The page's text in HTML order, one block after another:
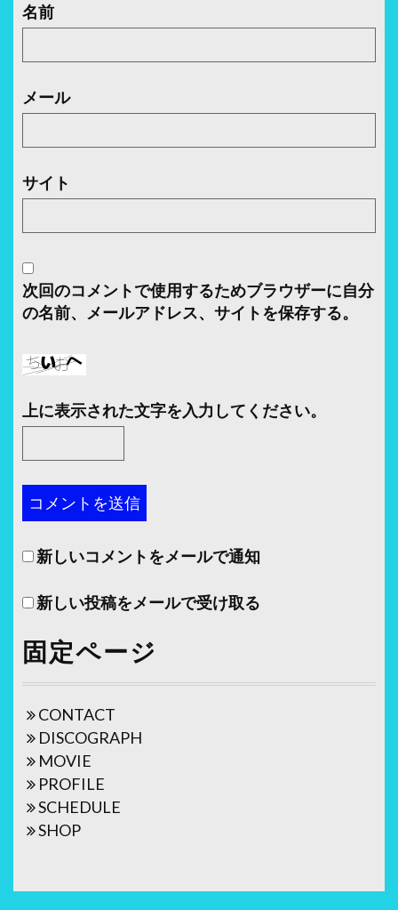
名前
メール
サイト
次回のコメントで使用するためブラウザーに自分
の名前、メールアドレス、サイトを保存する。
上に表示された文字を入力してください。
新しいコメントをメールで通知
新しい投稿をメールで受け取る
固定ページ
CONTACT
DISCOGRAPH
MOVIE
PROFILE
SCHEDULE
SHOP